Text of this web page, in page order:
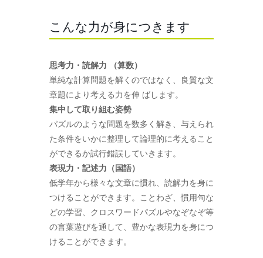
こんな力が身につきます
思考力・読解力 （算数）
単純な計算問題を解くのではなく、良質な文
章題により考える力を伸 ばします。
集中して取り組む姿勢
パズルのような問題を数多く解き、与えられ
た条件をいかに整理して論理的に考えること
ができるか試行錯誤していきます。
表現力・記述力（国語）
低学年から様々な文章に慣れ、読解力を身に
つけることができます。ことわざ、慣用句な
どの学習、クロスワードパズルやなぞなぞ等
の言葉遊びを通して、豊かな表現力を身につ
けることができます。